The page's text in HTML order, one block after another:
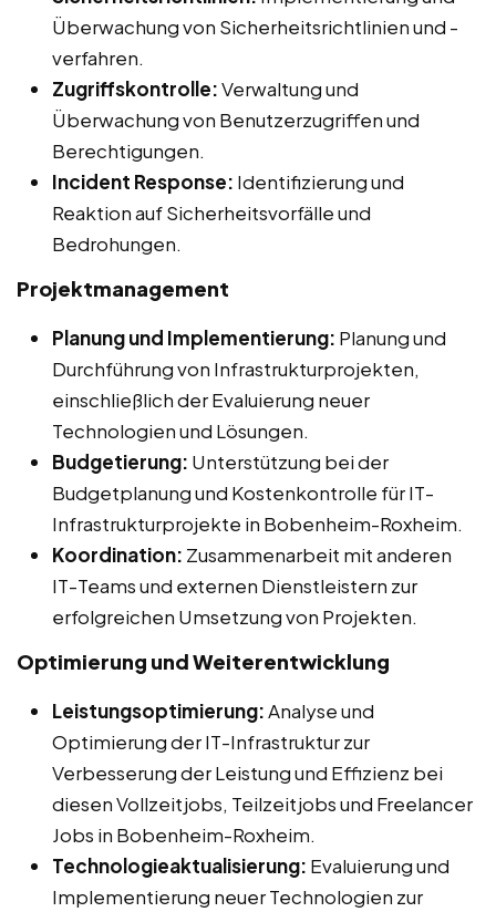
Überwachung von Sicherheitsrichtlinien und -
verfahren.
Zugriffskontrolle:Verwaltung und
Überwachung von Benutzerzugriffen und
Berechtigungen.
Incident Response: Identifizierung und
Reaktion auf Sicherheitsvorfälle und
Bedrohungen.
Projektmanagement
Planung und Implementierung: Planung und
Durchführung von Infrastrukturprojekten,
einschließlich der Evaluierung neuer
Technologien und Lösungen.
Budgetierung: Unterstützung bei der
Budgetplanung und Kostenkontrolle für IT-
Infrastrukturprojekte in Bobenheim-Roxheim.
Koordination: Zusammenarbeit mit anderen
IT-Teams und externen Dienstleistern zur
erfolgreichen Umsetzung von Projekten.
Optimierung und Weiterentwicklung
Leistungsoptimierung:Analyse und
Optimierung der IT-Infrastruktur zur
Verbesserung der Leistung und Effizienz bei
diesen Vollzeitjobs, Teilzeitjobs und Freelancer
Jobs in Bobenheim-Roxheim.
Technologieaktualisierung: Evaluierung und
Implementierung neuer Technologien zur